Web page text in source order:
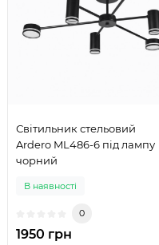
Світильник стельовий
Ardero ML486-6 під лампу
чорний
В наявності
0
1950 грн